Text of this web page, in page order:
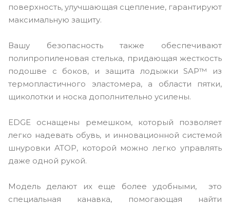
поверхность, улучшающая сцепление, гарантируют
максимальную защиту.
Вашу безопасность также обеспечивают
полипропиленовая стелька, придающая жесткость
подошве с боков, и защита лодыжки SAP™ из
термопластичного эластомера, а области пятки,
щиколотки и носка дополнительно усилены.
EDGE оснащены ремешком, который позволяет
легко надевать обувь, и инновационной системой
шнуровки ATOP, которой можно легко управлять
даже одной рукой.
Модель делают их еще более удобными, это
специальная канавка, помогающая найти